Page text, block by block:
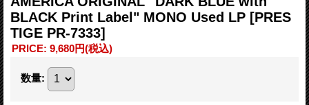
BLACK Print Label" MONO Used LP [PRES
TIGE PR-7333]
PRICE: 9,680円(税込)
数量: